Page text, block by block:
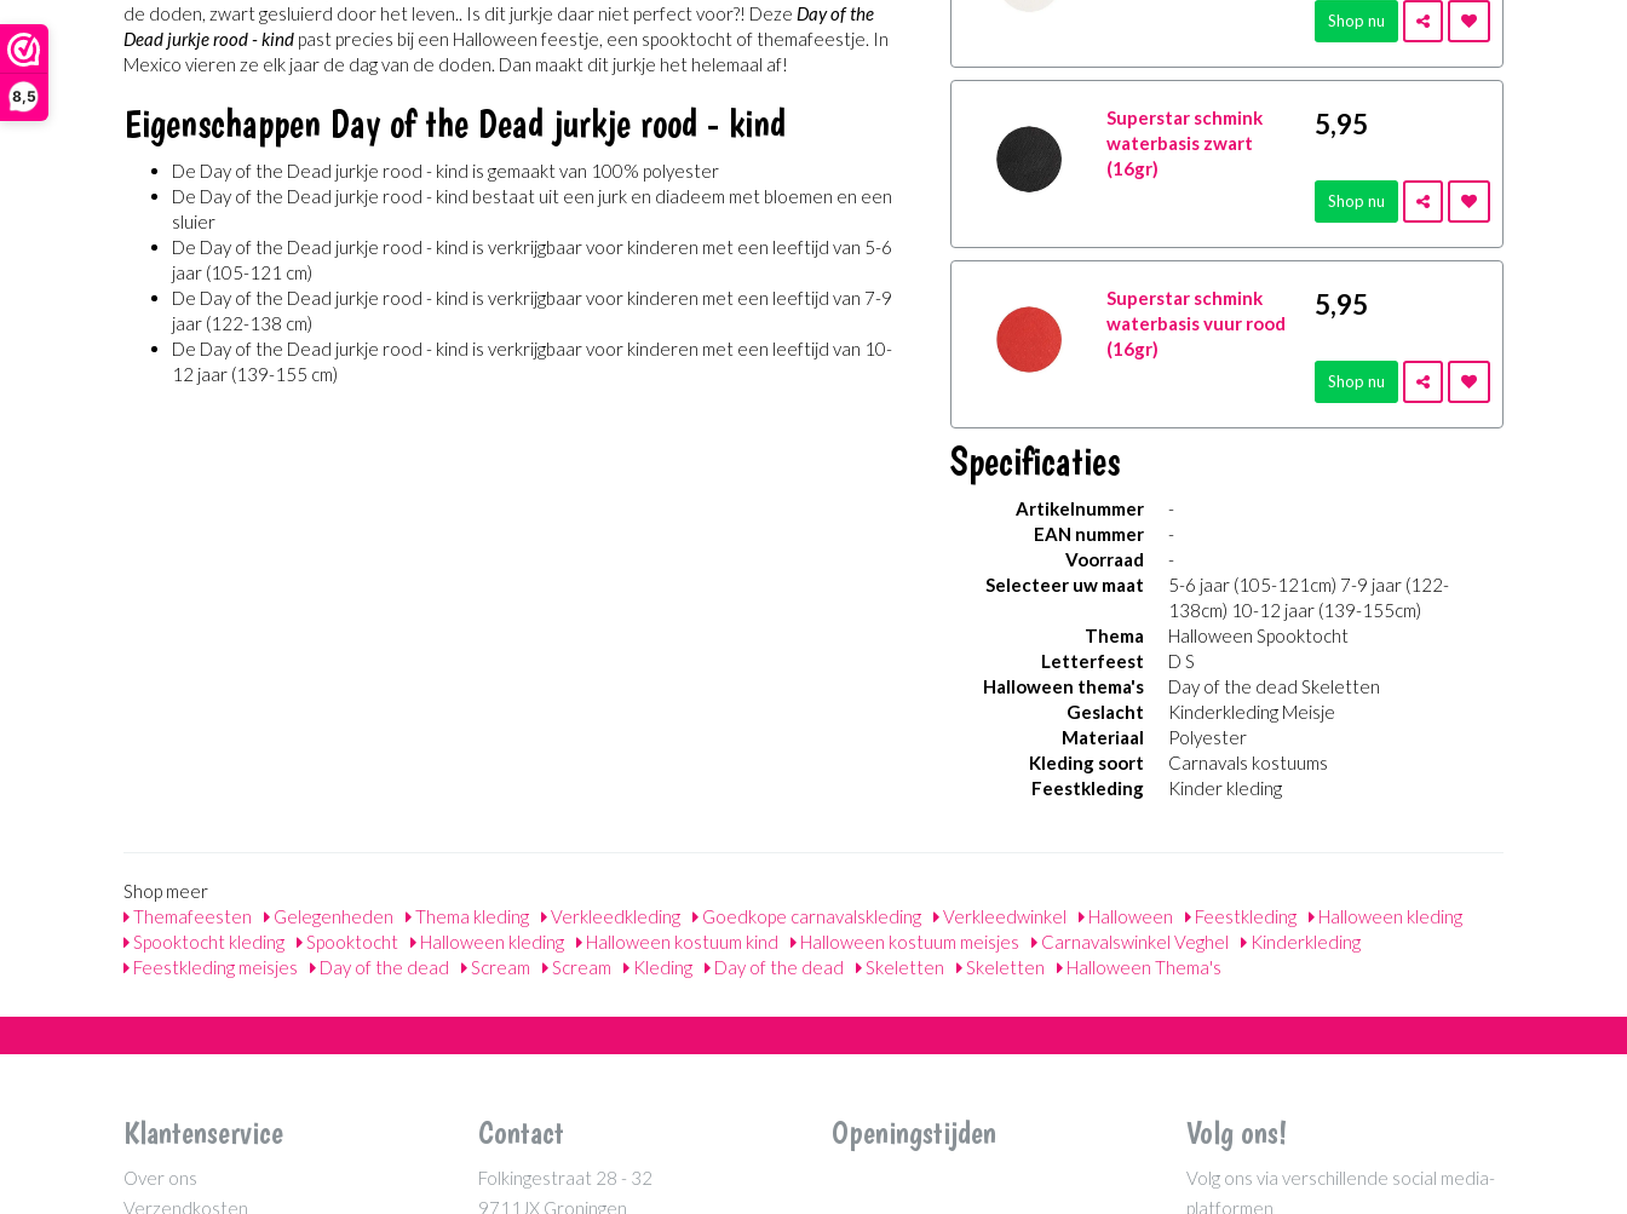
8,5
de doden, zwart gesluierd door het leven.. Is dit jurkje daar niet perfect voor?! Deze Day of the
Dead jurkje rood - kind past precies bij een Halloween feestje, een spooktocht of themafeestje. In
Mexico vieren ze elk jaar de dag van de doden. Dan maakt dit jurkje het helemaal af!
Eigenschappen Day of the Dead jurkje rood - kind
De Day of the Dead jurkje rood - kind is gemaakt van 100% polyester
De Day of the Dead jurkje rood - kind bestaat uit een jurk en diadeem met bloemen en een
sluier
De Day of the Dead jurkje rood - kind is verkrijgbaar voor kinderen met een leeftijd van 5-6
jaar (105-121 cm)
De Day of the Dead jurkje rood - kind is verkrijgbaar voor kinderen met een leeftijd van 7-9
jaar (122-138 cm)
De Day of the Dead jurkje rood - kind is verkrijgbaar voor kinderen met een leeftijd van 10-
12 jaar (139-155 cm)
Shop nu
Superstar schmink
waterbasis zwart
(16gr)
5,95
Shop nu
Superstar schmink
waterbasis vuur rood
(16gr)
5,95
Shop nu
Specificaties
Artikelnummer
-
EAN nummer
-
Voorraad
-
Selecteer uw maat
5-6 jaar (105-121cm) 7-9 jaar (122-
138cm) 10-12 jaar (139-155cm)
Thema
Halloween Spooktocht
Letterfeest
D S
Halloween thema's
Day of the dead Skeletten
Geslacht
Kinderkleding Meisje
Materiaal
Polyester
Kleding soort
Carnavals kostuums
Feestkleding
Kinder kleding
Shop meer
Themafeesten
Gelegenheden Thema kleding Verkleedkleding Goedkope carnavalskleding Verkleedwinkel Halloween Feestkleding
Halloween kleding
Spooktocht kleding
Spooktocht Halloween kleding Halloween kostuum kind Halloween kostuum meisjes Carnavalswinkel Veghel
Kinderkleding
Feestkleding meisjes
Day of the dead Scream Scream Kleding Day of the dead Skeletten Skeletten Halloween Thema's
Klantenservice
Over ons
Verzendkosten
Contact
Folkingestraat 28 - 32
9711JX Groningen
Openingstijden Volg ons!
Volg ons via verschillende social media-
platformen